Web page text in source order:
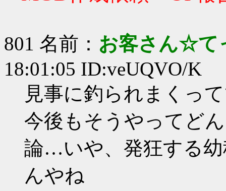
801 名前： お客さん☆て
18:01:05 ID:veUQVO/K
見事に釣られまくっ
今後もそうやってど
論…いや、発狂する
んやね